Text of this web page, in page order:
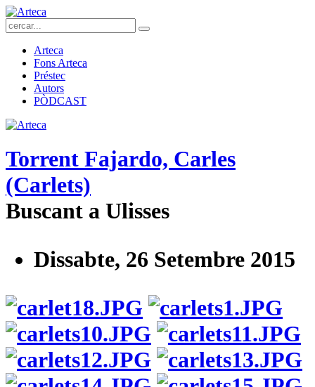
Arteca
Fons Arteca
Préstec
Autors
PÒDCAST
Torrent Fajardo, Carles
(Carlets)
Buscant a Ulisses
Dissabte, 26 Setembre 2015